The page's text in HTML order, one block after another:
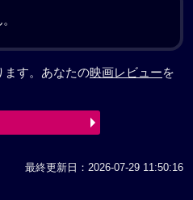
ます。あなたの映画レビューを
最終更新日：2026-07-29 11:50:16